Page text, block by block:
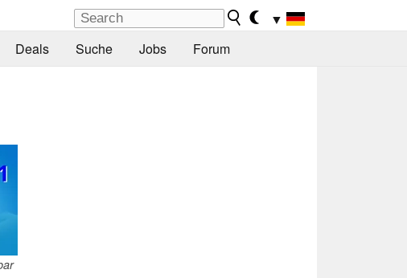
▼
Deals Suche Jobs Forum